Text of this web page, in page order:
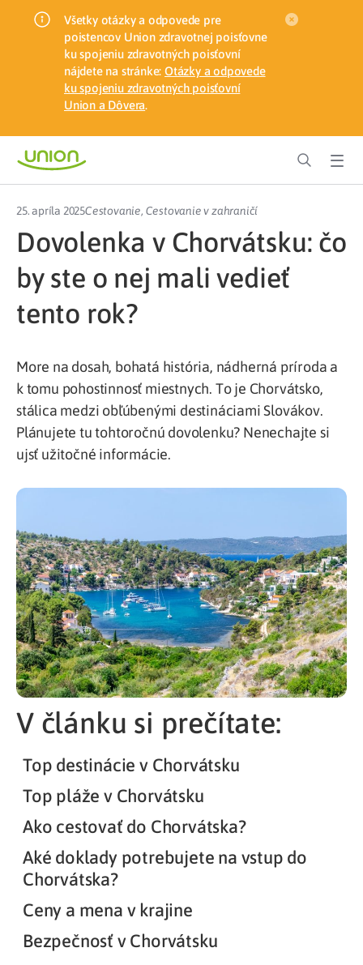
Všetky otázky a odpovede pre
poistencov Union zdravotnej poisťovne
ku spojeniu zdravotných poisťovní
nájdete na stránke: Otázky a odpovede
ku spojeniu zdravotných poisťovní
Union a Dôvera.
25. apríla 2025Cestovanie, Cestovanie v zahraničí
Dovolenka v Chorvátsku: čo
by ste o nej mali vedieť
tento rok?
More na dosah, bohatá história, nádherná príroda a
k tomu pohostinnosť miestnych. To je Chorvátsko,
stálica medzi obľúbenými destináciami Slovákov.
Plánujete tu tohtoročnú dovolenku? Nenechajte si
ujsť užitočné informácie.
V článku si prečítate:
Top destinácie v Chorvátsku
Top pláže v Chorvátsku
Ako cestovať do Chorvátska?
Aké doklady potrebujete na vstup do
Chorvátska?
Ceny a mena v krajine
Bezpečnosť v Chorvátsku